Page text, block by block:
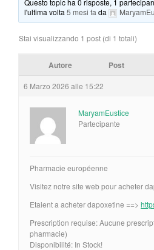
Questo topic ha 0 risposte, 1
l'ultima volta5 mesi fa da
Stai visualizzando 1 post (di 1 totali)
Autore Post
6 Marzo 2026 alle 15:22
MaryamEustice
Partecipante
Pharmacie européenne
Visitez notre site web pour acheter
Etaient a acheter dapoxetine ==>
Prescription requise: Aucune
pharmacie)
Disponibilité: In Stock!